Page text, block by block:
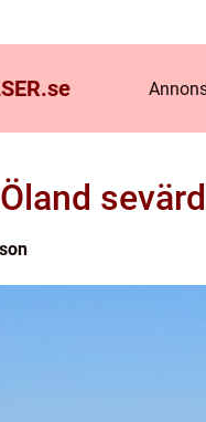
se
Öland